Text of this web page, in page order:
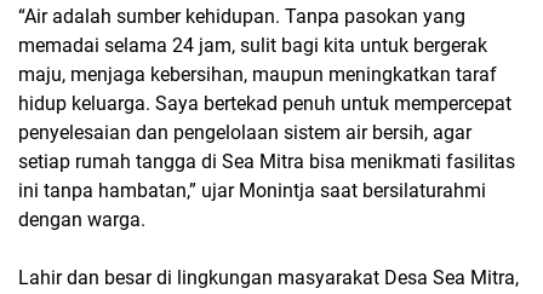
“Air adalah sumber kehidupan. Tanpa pasokan yang
memadai selama 24 jam, sulit bagi kita untuk bergerak
maju, menjaga kebersihan, maupun meningkatkan taraf
hidup keluarga. Saya bertekad penuh untuk mempercepat
penyelesaian dan pengelolaan sistem air bersih, agar
setiap rumah tangga di Sea Mitra bisa menikmati fasilitas
ini tanpa hambatan,” ujar Monintja saat bersilaturahmi
dengan warga.
Lahir dan besar di lingkungan masyarakat Desa Sea Mitra,